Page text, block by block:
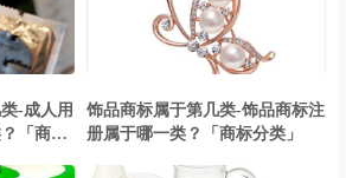
-成人用
「商标
饰品商标属于第几类-饰品商标注
册属于哪一类？「商标分类」